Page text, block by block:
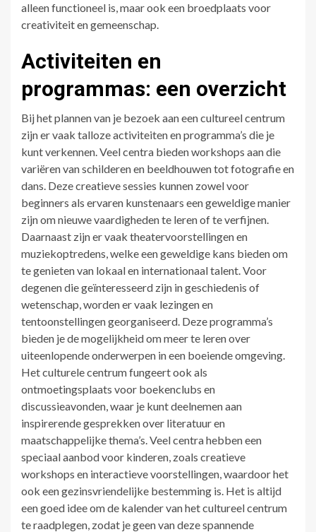
alleen functioneel is, maar ook een broedplaats voor
creativiteit en gemeenschap.
Activiteiten en
programmas: een overzicht
Bij het plannen van je bezoek aan een cultureel centrum
zijn er vaak talloze activiteiten en programma’s die je
kunt verkennen. Veel centra bieden workshops aan die
variëren van schilderen en beeldhouwen tot fotografie en
dans. Deze creatieve sessies kunnen zowel voor
beginners als ervaren kunstenaars een geweldige manier
zijn om nieuwe vaardigheden te leren of te verfijnen.
Daarnaast zijn er vaak theatervoorstellingen en
muziekoptredens, welke een geweldige kans bieden om
te genieten van lokaal en internationaal talent. Voor
degenen die geïnteresseerd zijn in geschiedenis of
wetenschap, worden er vaak lezingen en
tentoonstellingen georganiseerd. Deze programma’s
bieden je de mogelijkheid om meer te leren over
uiteenlopende onderwerpen in een boeiende omgeving.
Het culturele centrum fungeert ook als
ontmoetingsplaats voor boekenclubs en
discussieavonden, waar je kunt deelnemen aan
inspirerende gesprekken over literatuur en
maatschappelijke thema’s. Veel centra hebben een
speciaal aanbod voor kinderen, zoals creatieve
workshops en interactieve voorstellingen, waardoor het
ook een gezinsvriendelijke bestemming is. Het is altijd
een goed idee om de kalender van het cultureel centrum
te raadplegen, zodat je geen van deze spannende